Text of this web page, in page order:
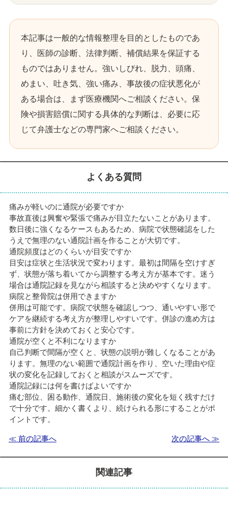
本記事は一般的な情報整理を目的としたものであ
り、医師の診断、法律判断、補償結果を保証する
ものではありません。強いしびれ、脱力、頭痛、
めまい、吐き気、強い痛み、事故後の症状悪化が
ある場合は、まず医療機関へご相談ください。保
険や損害賠償に関する具体的な判断は、必要に応
じて弁護士などの専門家へご相談ください。
よくある質問
痛みが軽いのに通院が必要ですか
事故直後は興奮や緊張で痛みが目立たないことがあります。
数日後に強くなるケースもあるため、病院で状態確認をした
うえで無理のない通院計画を作ることが大切です。
通院頻度はどのくらいが目安ですか
目安は症状と生活状況で変わります。最初は間隔を空けすぎ
ず、状態が落ち着いてから調整する考え方が基本です。迷う
場合は通院記録を見ながら相談すると決めやすくなります。
病院と整骨院は併用できますか
併用は可能です。病院で状態を確認しつつ、通いやすい形で
ケアを継続する考え方が整理しやすいです。併診の進め方は
事前に方針を決めておくと安心です。
通院が空くと不利になりますか
自己判断で間隔が空くと、状態の説明が難しくなることがあ
ります。無理のない範囲で通院計画を作り、空いた理由や症
状の変化を記録しておくと相談がスムーズです。
通院記録には何を書けばよいですか
痛む部位、困る動作、通院日、施術後の変化を短く残すだけ
で十分です。細かく書くより、続けられる形にすることがポ
イントです。
≪ 前の記事へ 次の記事へ ≫
関連記事